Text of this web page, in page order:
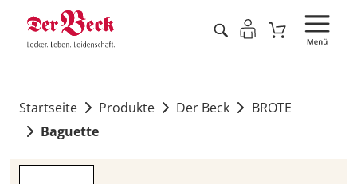
Startseite Produkte Der Beck
BROTE
Baguette